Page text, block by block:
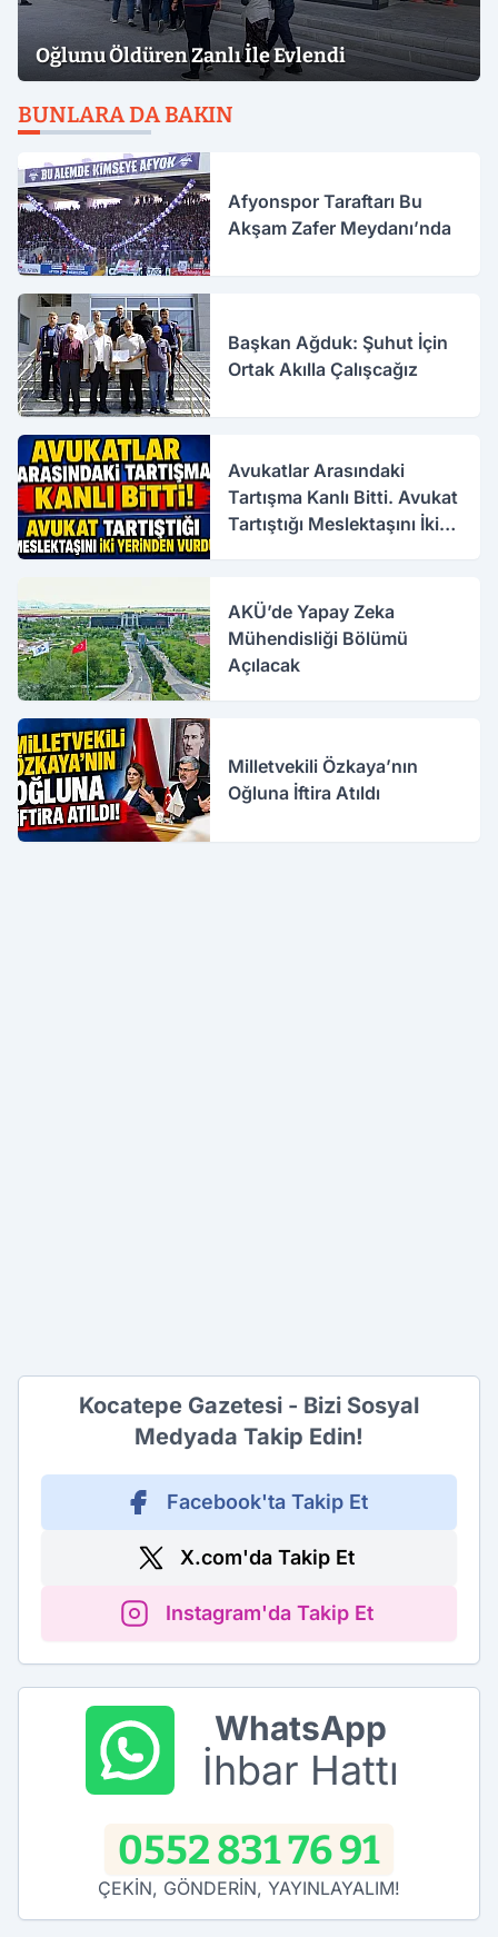
Oğlunu Öldüren Zanlı İle Evlendi
BUNLARA DA BAKIN
Afyonspor Taraftarı Bu
Akşam Zafer Meydanı’nda
Başkan Ağduk: Şuhut İçin
Ortak Akılla Çalışcağız
Avukatlar Arasındaki
Tartışma Kanlı Bitti. Avukat
Tartıştığı Meslektaşını İki
AKÜ’de Yapay Zeka
Mühendisliği Bölümü
Açılacak
Milletvekili Özkaya’nın
Oğluna İftira Atıldı
Kocatepe Gazetesi - Bizi Sosyal
Medyada Takip Edin!
Facebook'ta Takip Et
X.com'da Takip Et
Instagram'da Takip Et
WhatsApp
İhbar Hattı
0552 831 76 91
ÇEKİN, GÖNDERİN, YAYINLAYALIM!